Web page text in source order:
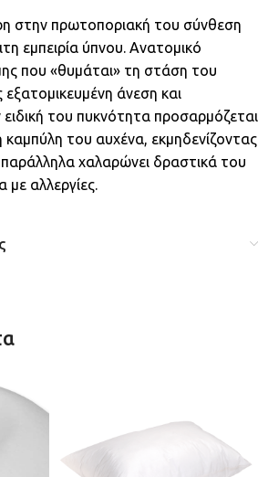
στην πρωτοποριακή του σύνθεση
εμπειρία ύπνου. Ανατομικό
που «θυμάται» τη στάση του
άνεση και
του πυκνότητα προσαρμόζεται
του αυχένα, εκμηδενίζοντας
χαλαρώνει δραστικά του
με αλλεργίες.